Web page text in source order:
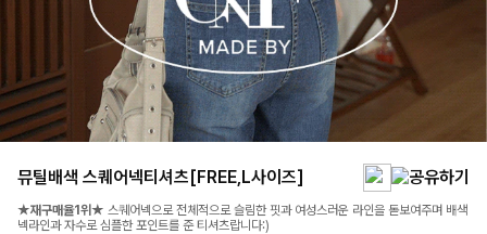
뮤틸배색 스퀘어넥티셔츠[FREE,L사이즈]
★재구매율1위★ 스퀘어넥으로 전체적으로 슬림한 핏과 여성스러운 라인을 돋보여주며 배색
넥라인과 자수로 심플한 포인트를 준 티셔츠랍니다:)